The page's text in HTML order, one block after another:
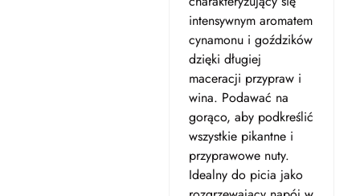
intensywnym aromatem
cynamonu i goździków
dzięki długiej
maceracji przypraw i
wina. Podawać na
gorąco, aby podkreślić
wszystkie pikantne i
przyprawowe nuty.
Idealny do picia jako